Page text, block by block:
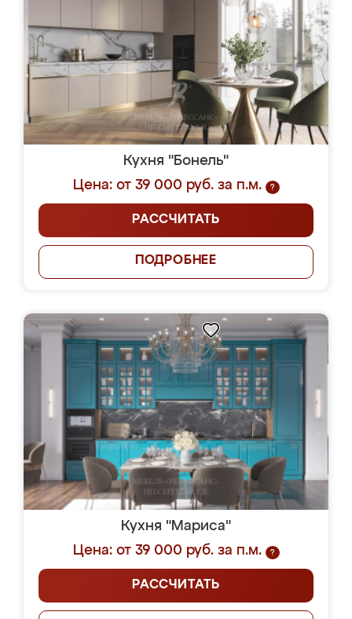
Кухня "Бонель"
Цена: от 39 000 руб. за п.м.
?
РАССЧИТАТЬ
ПОДРОБНЕЕ
Кухня "Мариса"
Цена: от 39 000 руб. за п.м.
?
РАССЧИТАТЬ